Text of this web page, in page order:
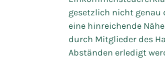
gesetzlich nicht genau
eine hinreichende
durch Mitglieder des
Abständen erledigt